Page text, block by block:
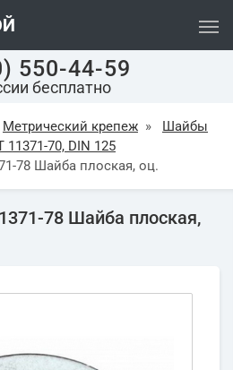
550-44-59
бесплатно
Метрический крепеж »
Шайбы
70, DIN 125
78 Шайба плоская, оц.
78 Шайба плоская,